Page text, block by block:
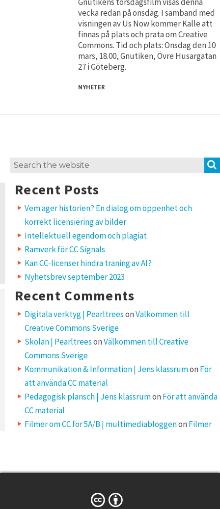
vecka redan på onsdag. I samband med
visningen av Us Now kommer Kalle att
finnas på plats och prata om Creative
Commons. Tid och plats: Onsdag den 10
mars, 18.00, Gnutiken, Övre Husargatan
27 i Göteberg.
NYHETER
Search
Recent Posts
Vem äger historien? En dialog om öppenhet och
korrekt licensiering av bilder
Intellektuell egendom och plagiat
Ramverk för CC Signals
Kan CC-licenser hindra träning av AI?
Nyhetsbrev september 2023
Recent Comments
Digitala verktyg | PearltreesonVälkommen till
Creative Commons Sverige
Skolan | PearltreesonVälkommen till Creative
Commons Sverige
Kommunikation & Information | Jens klassrumon För
att använda CC material
Pedagogisk plansch | Jens klassrumon För att använda
CC material
Filmer om CC för 5A/B | multimediabloggenon Filmer